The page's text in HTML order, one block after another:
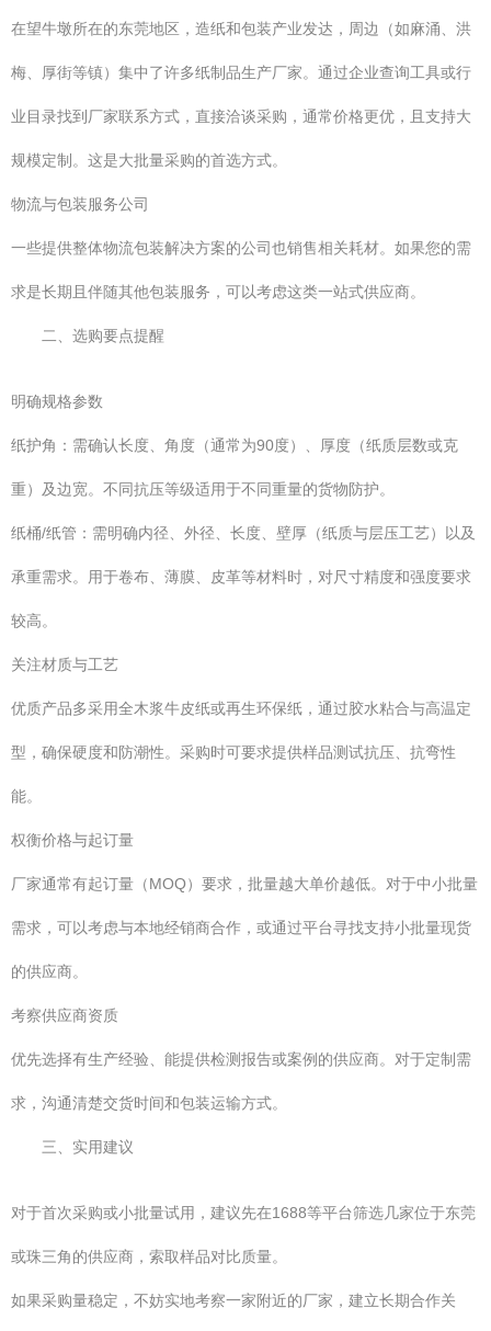
在望牛墩所在的东莞地区，造纸和包装产业发达，周边（如麻涌、洪
梅、厚街等镇）集中了许多纸制品生产厂家。通过企业查询工具或行
业目录找到厂家联系方式，直接洽谈采购，通常价格更优，且支持大
规模定制。这是大批量采购的首选方式。
物流与包装服务公司
一些提供整体物流包装解决方案的公司也销售相关耗材。如果您的需
求是长期且伴随其他包装服务，可以考虑这类一站式供应商。
二、选购要点提醒
明确规格参数
纸护角：需确认长度、角度（通常为90度）、厚度（纸质层数或克
重）及边宽。不同抗压等级适用于不同重量的货物防护。
纸桶/纸管：需明确内径、外径、长度、壁厚（纸质与层压工艺）以及
承重需求。用于卷布、薄膜、皮革等材料时，对尺寸精度和强度要求
较高。
关注材质与工艺
优质产品多采用全木浆牛皮纸或再生环保纸，通过胶水粘合与高温定
型，确保硬度和防潮性。采购时可要求提供样品测试抗压、抗弯性
能。
权衡价格与起订量
厂家通常有起订量（MOQ）要求，批量越大单价越低。对于中小批量
需求，可以考虑与本地经销商合作，或通过平台寻找支持小批量现货
的供应商。
考察供应商资质
优先选择有生产经验、能提供检测报告或案例的供应商。对于定制需
求，沟通清楚交货时间和包装运输方式。
三、实用建议
对于首次采购或小批量试用，建议先在1688等平台筛选几家位于东莞
或珠三角的供应商，索取样品对比质量。
如果采购量稳定，不妨实地考察一家附近的厂家，建立长期合作关